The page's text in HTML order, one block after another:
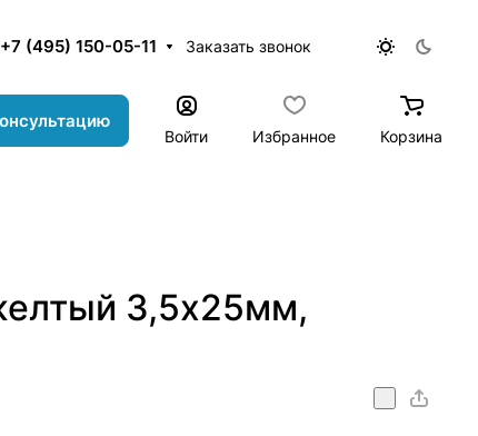
+7 (495) 150-05-11 Заказать звонок
Войти Избранное Корзина
3,5х25мм,